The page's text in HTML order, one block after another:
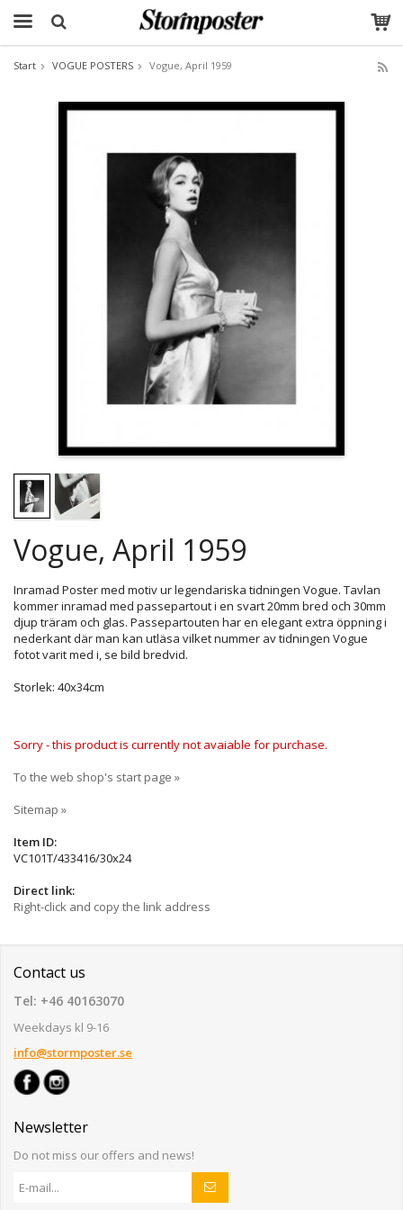
Start VOGUE POSTERS Vogue, April 1959
Vogue, April 1959
Inramad Poster med motiv ur legendariska tidningen Vogue. Tavlan
kommer inramad med passepartout i en svart 20mm bred och 30mm
djup träram och glas. Passepartouten har en elegant extra öppning i
nederkant där man kan utläsa vilket nummer av tidningen Vogue
fotot varit med i, se bild bredvid.
Storlek: 40x34cm
Sorry - this product is currently not avaiable for purchase.
To the web shop's start page »
Sitemap »
Item ID:
VC101T/433416/30x24
Direct link:
Right-click and copy the link address
Contact us
Tel: +46 40163070
Weekdays kl 9-16
info@stormposter.se
Newsletter
Do not miss our offers and news!